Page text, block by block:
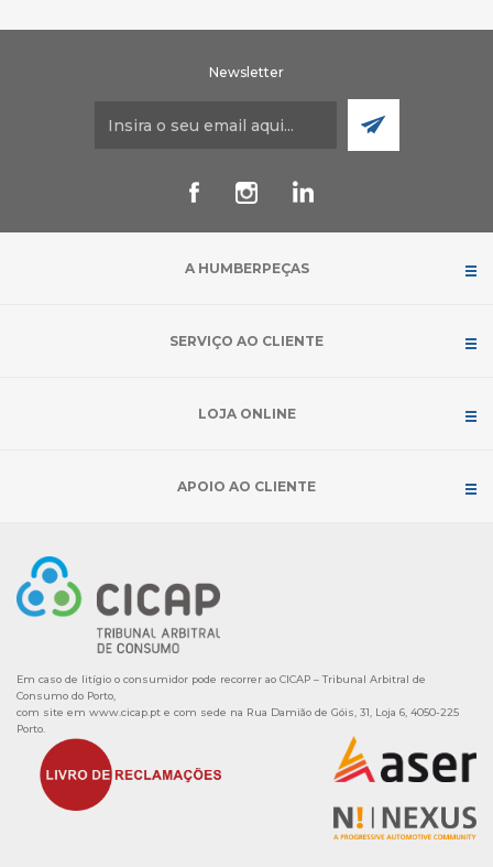
Newsletter
A HUMBERPEÇAS
SERVIÇO AO CLIENTE
LOJA ONLINE
APOIO AO CLIENTE
Em caso de litígio o consumidor pode recorrer ao CICAP – Tribunal Arbitral de
Consumo do Porto,
com site em www.cicap.pt e com sede na Rua Damião de Góis, 31, Loja 6, 4050-225
Porto.